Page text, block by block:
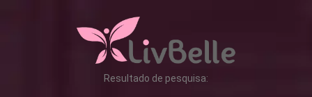
Resultado de pesquisa: